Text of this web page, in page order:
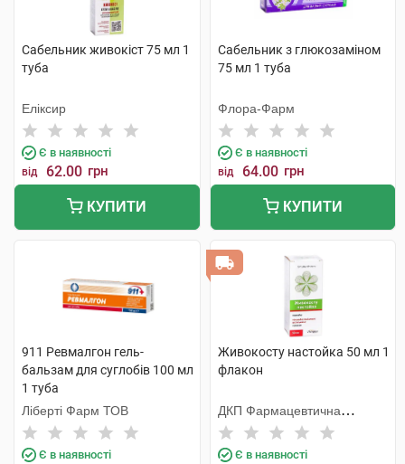
Сабельник живокіст 75 мл 1
туба
Еліксир
Є в наявності
від 62.00 грн
КУПИТИ
Сабельник з глюкозамiном
75 мл 1 туба
Флора-Фарм
Є в наявності
від 64.00 грн
КУПИТИ
911 Ревмалгон гель-
бальзам для суглобів 100 мл
1 туба
Ліберті Фарм ТОВ
Є в наявності
Живокосту настойка 50 мл 1
флакон
ДКП Фармацевтична
фабрика
Є в наявності